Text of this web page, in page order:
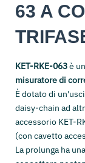
63 A
KET-RKE-063è
misuratore di
È dotato di
daisy-chain ad
accessorio KET-
(con cavetto
La prolunga ha